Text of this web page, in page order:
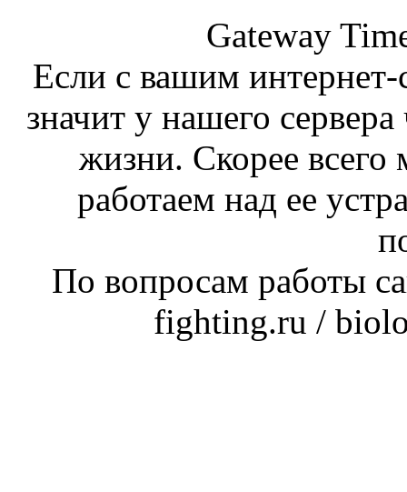
Gateway
Если с вашим интернет-
значит у нашего
жизни. Скорее
работаем над ее
По вопросам работы
fighting.ru /